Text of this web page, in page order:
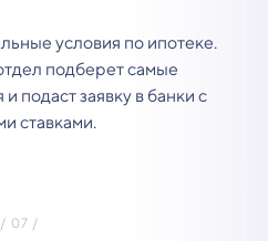
условия по ипотеке.
подберет самые
подаст заявку в банки с
ставками.